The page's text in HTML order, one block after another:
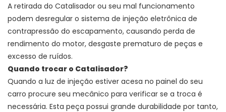
A retirada do Catalisador ou seu mal funcionamento
podem desregular o sistema de injeção eletrônica de
contrapressão do escapamento, causando perda de
rendimento do motor, desgaste prematuro de peças e
excesso de ruídos.
Quando trocar o Catalisador?
Quando a luz de injeção estiver acesa no painel do seu
carro procure seu mecânico para verificar se a troca é
necessária. Esta peça possui grande durabilidade por tanto,